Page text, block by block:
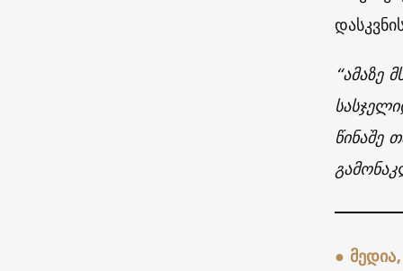
“ამაზე
წინაშე
●